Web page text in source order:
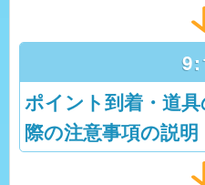
ポイント到着・道
際の注意事項の説明